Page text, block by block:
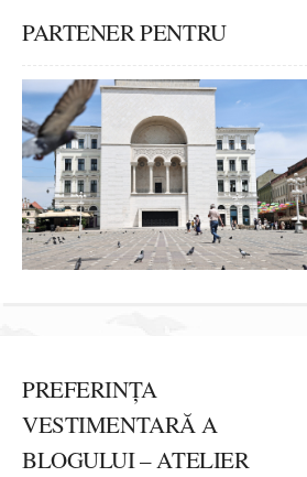
PARTENER PENTRU
PREFERINȚA
VESTIMENTARĂ A
BLOGULUI – ATELIER